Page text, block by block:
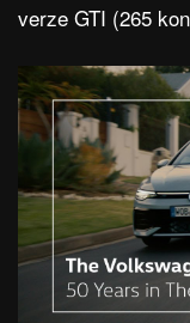
verze GTI (265